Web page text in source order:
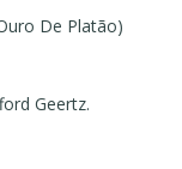
De Platão)
Geertz.